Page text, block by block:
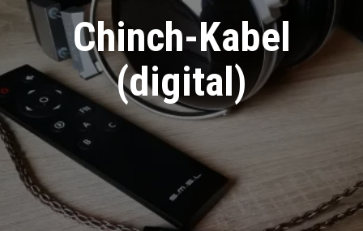
Chinch-Kabel
(digital)